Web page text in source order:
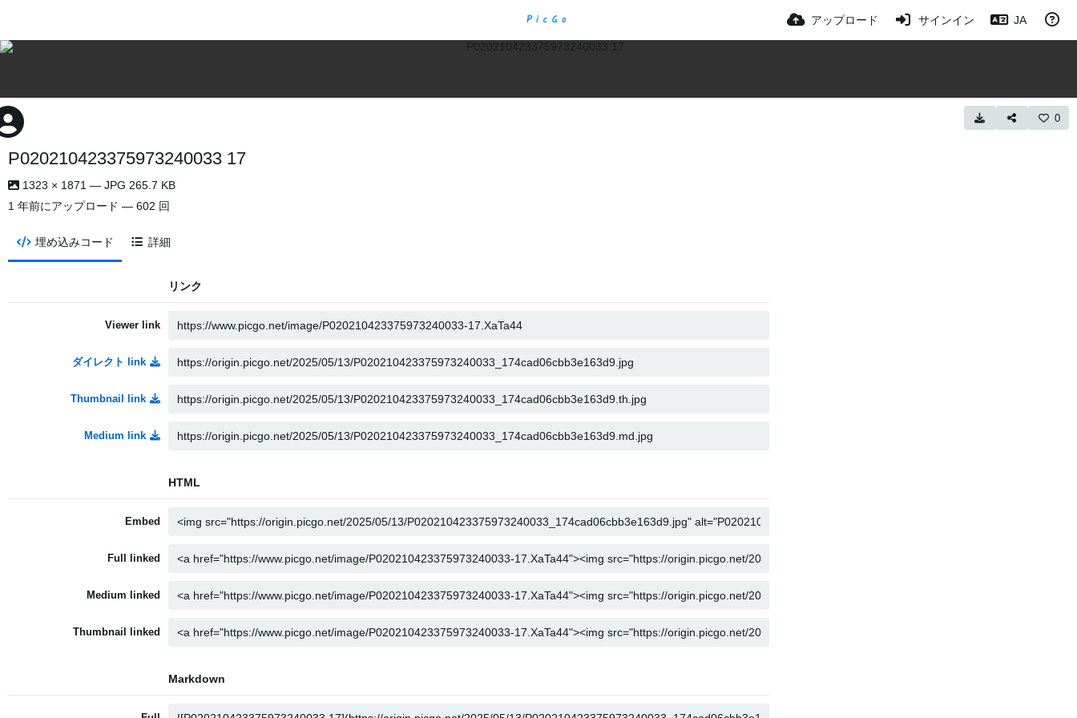
アップロード サインイン JA
0
P020210423375973240033 17
1323 × 1871 — JPG 265.7 KB
1 年前にアップロード — 602 回
埋め込みコード 詳細
リンク
Viewer link
ダイレクト link
Thumbnail link
Medium link
HTML
Embed
Full linked
Medium linked
Thumbnail linked
Markdown